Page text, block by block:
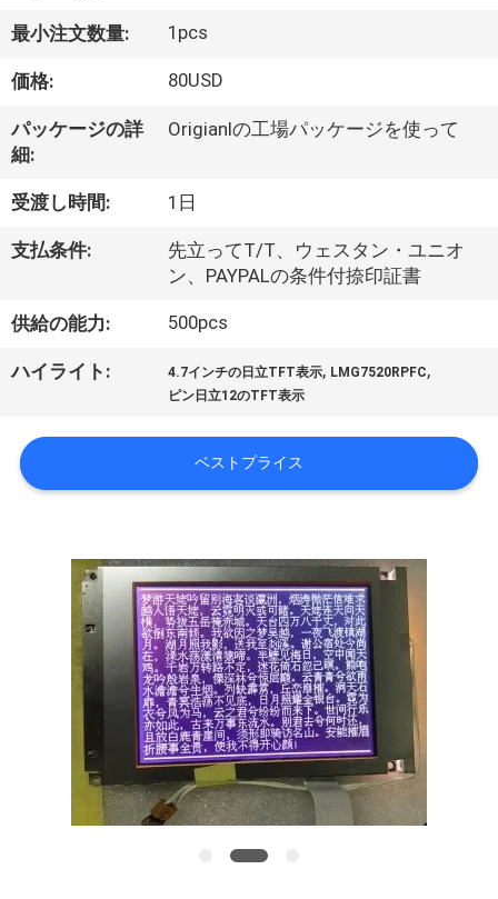
達
に
い
て
場
旅
品
最小注文数量: 1pcs
価格: 80USD
パッケージの詳
細:
Origianlの工場パッケージを使って
受渡し時間: 1日
支払条件:
先立ってT/T、ウェスタン・ユニオ
ン、PAYPALの条件付捺印証書
供給の能力: 500pcs
ハイライト: 4.7インチの日立TFT表示, LMG7520RPFC,
ピン日立12のTFT表示
ベストプライス